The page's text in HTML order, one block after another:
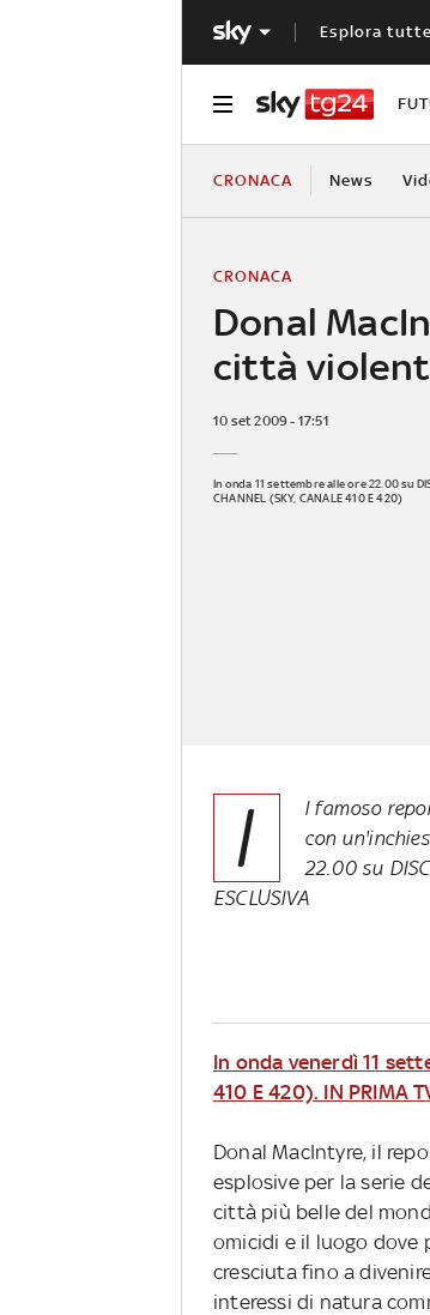
Esplora
CRONACA News
Donal
città
CRONACA
10 set 2009 - 17:51
In onda 11 settembre alle ore 22.00 su
CHANNEL (SKY, CANALE 410 E 420)
I
l famoso
con
22.00 su
ESCLUSIVA
In onda venerdì 11
410 E 420). IN PRIMA
Donal MacIntyre, il
esplosive per la serie
città più belle del
omicidi e il luogo dove
cresciuta fino a
interessi di natura